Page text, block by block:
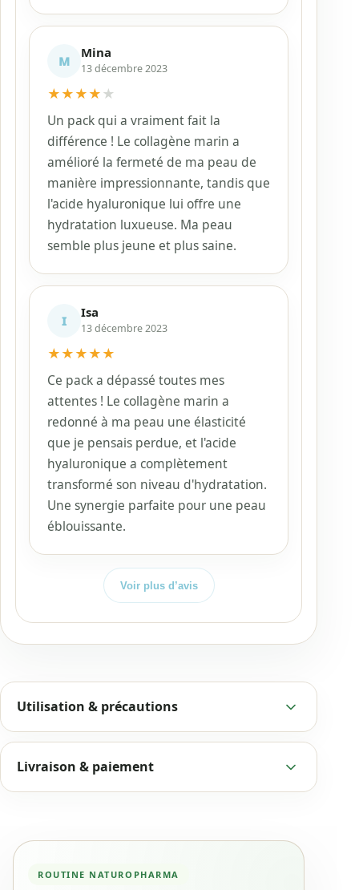
M
Mina
13 décembre 2023
★★★★★
Un pack qui a vraiment fait la
différence ! Le collagène marin a
amélioré la fermeté de ma peau de
manière impressionnante, tandis que
l'acide hyaluronique lui offre une
hydratation luxueuse. Ma peau
semble plus jeune et plus saine.
I
Isa
13 décembre 2023
★★★★★
Ce pack a dépassé toutes mes
attentes ! Le collagène marin a
redonné à ma peau une élasticité
que je pensais perdue, et l'acide
hyaluronique a complètement
transformé son niveau d'hydratation.
Une synergie parfaite pour une peau
éblouissante.
Voir plus d’avis
Utilisation & précautions
Livraison & paiement